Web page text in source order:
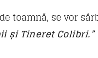
toamnă, se vor
și Tineret Colibri.”